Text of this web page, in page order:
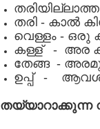
തരി - കാല്‍
വെള്ളം - ഒരു
കള്ള് - അര
തേങ്ങ -
ഉപ്പ് -
തയ്യാറാക്കുന്ന